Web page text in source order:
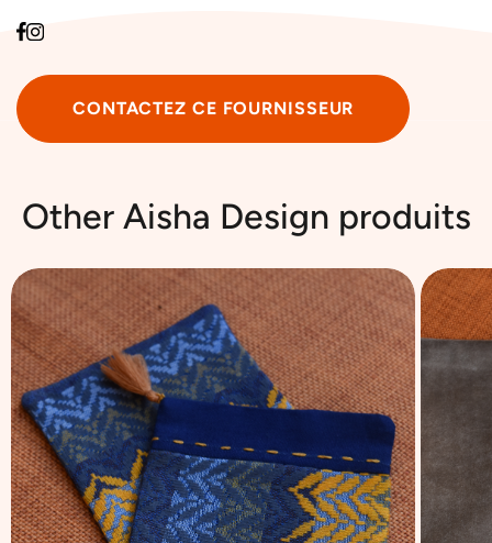
CONTACTEZ CE FOURNISSEUR
Other ‎Aisha Design produits